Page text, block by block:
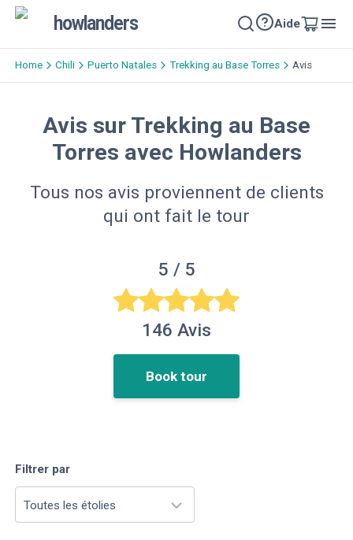
howlanders Aide
Home Chili Puerto Natales Trekking au Base Torres Avis
Avis sur Trekking au Base
Torres avec Howlanders
Tous nos avis proviennent de clients
qui ont fait le tour
5 / 5
146 Avis
Book tour
Filtrer par
Toutes les étolies